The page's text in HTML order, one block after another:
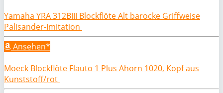
Yamaha YRA 312BIII Blockflöte Alt barocke Griffweise
Palisander-Imitation
Ansehen*
Moeck Blockflöte Flauto 1 Plus Ahorn 1020, Kopf aus
Kunststoff/rot